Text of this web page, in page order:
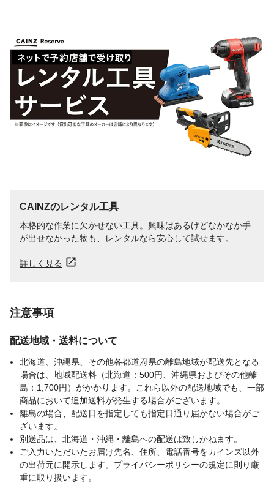
CAINZのレンタル工具
本格的な作業に欠かせない工具。興味はあるけどなかなか手
が出せなかった物も、レンタルなら安心して試せます。
詳しく見る
注意事項
配送地域・送料について
北海道、沖縄県、その他各都道府県の離島地域が配送先となる
場合は、地域配送料（北海道：500円、沖縄県およびその他離
島：1,700円）がかかります。これら以外の配送地域でも、一部
商品において追加送料が発生する場合がございます。
離島の場合、配送日を指定しても指定日通り届かない場合がご
ざいます。
別送品は、北海道・沖縄・離島への配送は致しかねます。
ご入力いただいたお届け先名、住所、電話番号をカインズ以外
の出荷元に開示します。プライバシーポリシーの規定に則り厳
重に取り扱います。